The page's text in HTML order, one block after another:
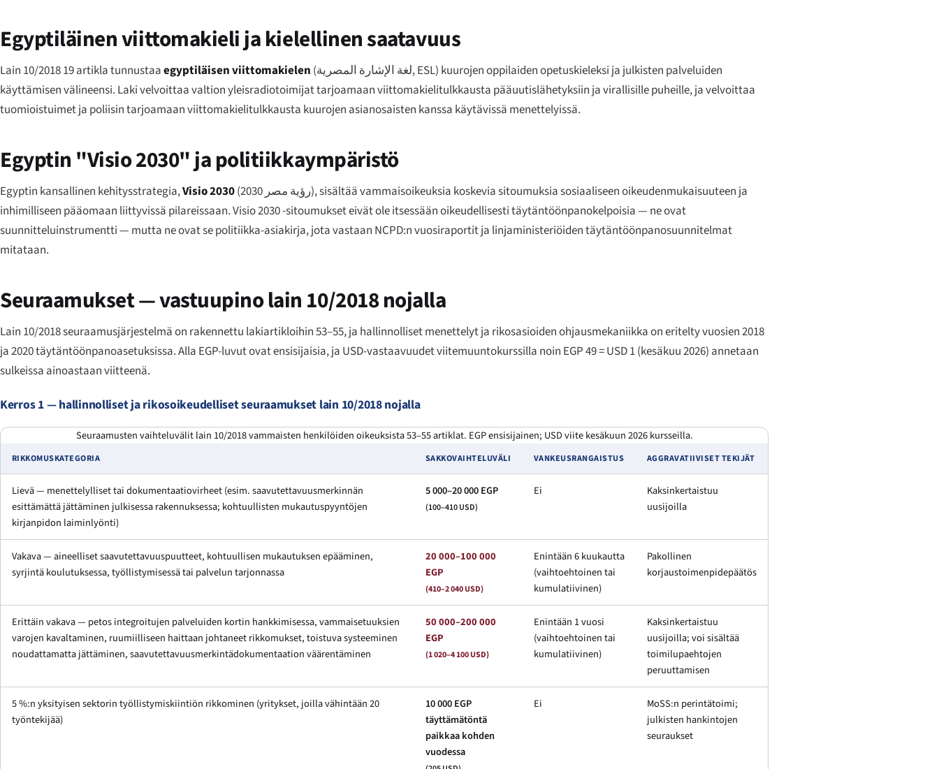
Egyptiläinen viittomakieli ja kielellinen saatavuus
Lain 10/2018 19 artikla tunnustaaegyptiläisen viittomakielen (لغة الإشارة المصرية, ESL) kuurojen oppilaiden opetuskieleksi ja julkisten palveluiden
käyttämisen välineensi. Laki velvoittaa valtion yleisradiotoimijat tarjoamaan viittomakielitulkkausta pääuutislähetyksiin ja virallisille puheille, ja velvoittaa
tuomioistuimet ja poliisin tarjoamaan viittomakielitulkkausta kuurojen asianosaisten kanssa käytävissä menettelyissä.
Egyptin "Visio 2030" ja politiikkaympäristö
Egyptin kansallinen kehitysstrategia,Visio 2030( رؤية مصر 2030), sisältää vammaisoikeuksia koskevia sitoumuksia sosiaaliseen oikeudenmukaisuuteen ja
inhimilliseen pääomaan liittyvissä pilareissaan. Visio 2030 -sitoumukset eivät ole itsessään oikeudellisesti täytäntöönpanokelpoisia — ne ovat
suunnitteluinstrumentti — mutta ne ovat se politiikka-asiakirja, jota vastaan NCPD:n vuosiraportit ja linjaministeriöiden täytäntöönpanosuunnitelmat
mitataan.
Seuraamukset — vastuupino lain 10/2018 nojalla
Lain 10/2018 seuraamusjärjestelmä on rakennettu lakiartikloihin 53–55, ja hallinnolliset menettelyt ja rikosasioiden ohjausmekaniikka on eritelty vuosien 2018
ja 2020 täytäntöönpanoasetuksissa. Alla EGP-luvut ovat ensisijaisia, ja USD-vastaavuudet viitemuuntokurssilla noin EGP 49 = USD 1 (kesäkuu 2026) annetaan
sulkeissa ainoastaan viitteenä.
Kerros 1 — hallinnolliset ja rikosoikeudelliset seuraamukset lain 10/2018 nojalla
Seuraamusten vaihteluvälit lain 10/2018 vammaisten henkilöiden oikeuksista 53–55 artiklat. EGP ensisijainen; USD viite kesäkuun 2026 kursseilla.
RIKKOMUSKATEGORIA SAKKOVAIHTELUVÄLI VANKEUSRANGAISTUS AGGRAVATIIVISET TEKIJÄT
Lievä — menettelylliset tai dokumentaatiovirheet (esim. saavutettavuusmerkinnän
esittämättä jättäminen julkisessa rakennuksessa; kohtuullisten mukautuspyyntöjen
kirjanpidon laiminlyönti)
5 000–20 000 EGP
(100–410 USD)
Ei
Kaksinkertaistuu
uusijoilla
Vakava — aineelliset saavutettavuuspuutteet, kohtuullisen mukautuksen epääminen,
syrjintä koulutuksessa, työllistymisessä tai palvelun tarjonnassa
20 000–100 000
EGP
(410–2 040 USD)
Enintään 6 kuukautta
(vaihtoehtoinen tai
kumulatiivinen)
Pakollinen
korjaustoimenpidepäätös
Erittäin vakava — petos integroitujen palveluiden kortin hankkimisessa, vammaisetuuksien
varojen kavaltaminen, ruumiilliseen haittaan johtaneet rikkomukset, toistuva systeeminen
noudattamatta jättäminen, saavutettavuusmerkintädokumentaation väärentäminen
50 000–200 000
EGP
(1 020–4 100 USD)
Enintään 1 vuosi
(vaihtoehtoinen tai
kumulatiivinen)
Kaksinkertaistuu
uusijoilla; voi sisältää
toimilupaehtojen
peruuttamisen
5 %:n yksityisen sektorin työllistymiskiintiön rikkominen (yritykset, joilla vähintään 20
työntekijää)
10 000 EGP
täyttämätöntä
paikkaa kohden
vuodessa
Ei
MoSS:n perintätoimi;
julkisten hankintojen
seuraukset